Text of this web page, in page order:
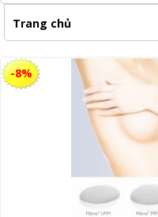
Trang chủ
-8%